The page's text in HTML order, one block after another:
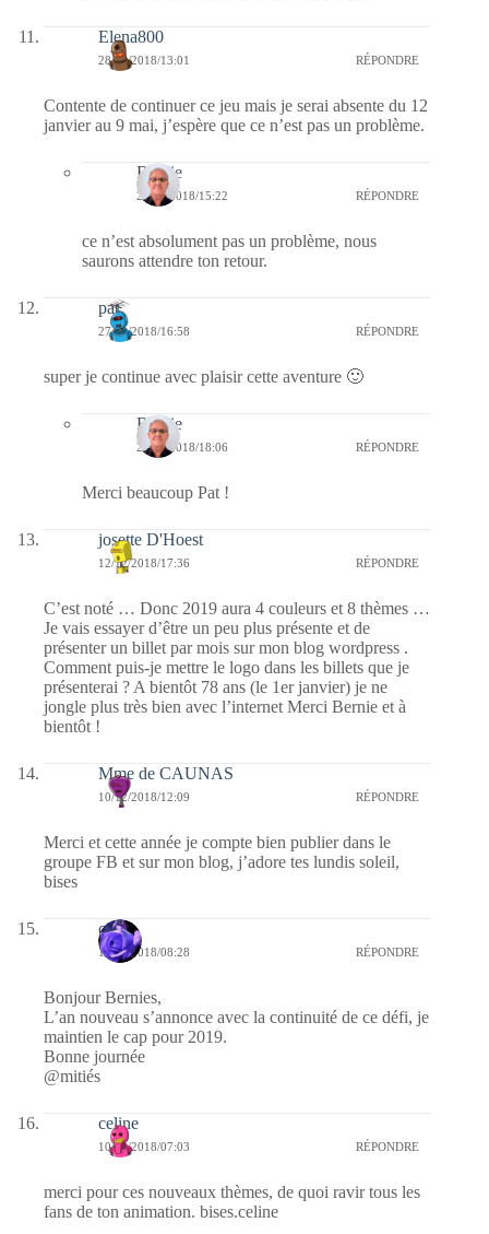
Elena800
28/12/2018/13:01 RÉPONDRE
Contente de continuer ce jeu mais je serai absente du 12
janvier au 9 mai, j’espère que ce n’est pas un problème.
Bernie
28/12/2018/15:22 RÉPONDRE
ce n’est absolument pas un problème, nous
saurons attendre ton retour.
pat
27/12/2018/16:58 RÉPONDRE
super je continue avec plaisir cette aventure 🙂
Bernie
27/12/2018/18:06 RÉPONDRE
Merci beaucoup Pat !
josette D'Hoest
12/12/2018/17:36 RÉPONDRE
C’est noté … Donc 2019 aura 4 couleurs et 8 thèmes …
Je vais essayer d’être un peu plus présente et de
présenter un billet par mois sur mon blog wordpress .
Comment puis-je mettre le logo dans les billets que je
présenterai ? A bientôt 78 ans (le 1er janvier) je ne
jongle plus très bien avec l’internet Merci Bernie et à
bientôt !
Mme de CAUNAS
10/12/2018/12:09 RÉPONDRE
Merci et cette année je compte bien publier dans le
groupe FB et sur mon blog, j’adore tes lundis soleil,
bises
covix
10/12/2018/08:28 RÉPONDRE
Bonjour Bernies,
L’an nouveau s’annonce avec la continuité de ce défi, je
maintien le cap pour 2019.
Bonne journée
@mitiés
celine
10/12/2018/07:03 RÉPONDRE
merci pour ces nouveaux thèmes, de quoi ravir tous les
fans de ton animation. bises.celine